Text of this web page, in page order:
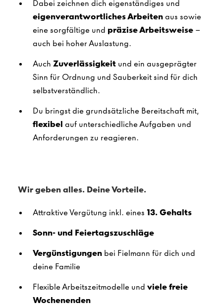
Dabei zeichnen dich eigenständiges und
eigenverantwortliches Arbeiten aus sowie
eine sorgfältige und präzise Arbeitsweise –
auch bei hoher Auslastung.
Auch Zuverlässigkeit und ein ausgeprägter
Sinn für Ordnung und Sauberkeit sind für dich
selbstverständlich.
Du bringst die grundsätzliche Bereitschaft mit,
flexibel auf unterschiedliche Aufgaben und
Anforderungen zu reagieren.
Wir geben alles. Deine Vorteile.
Attraktive Vergütung inkl. eines 13. Gehalts
Sonn- und Feiertagszuschläge
Vergünstigungen bei Fielmann für dich und
deine Familie
Flexible Arbeitszeitmodelle und viele freie
Wochenenden